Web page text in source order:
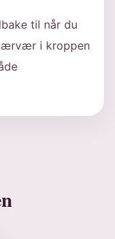
til når du
i kroppen